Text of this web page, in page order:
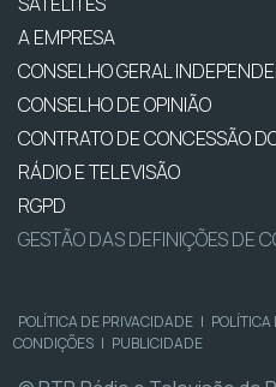
A EMPRESA
CONSELHO GERAL
CONSELHO DE OPINIÃO
CONTRATO DE CONCESSÃO
RÁDIO E TELEVISÃO
RGPD
GESTÃO DAS DEFINIÇÕES DE
POLÍTICA DE PRIVACIDADE | POLÍTICA
CONDIÇÕES | PUBLICIDADE